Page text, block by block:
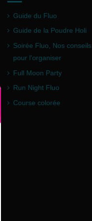
Guide du Fluo
Guide de la Poudre Holi
Soirée Fluo, Nos conseils
pour l'organiser
Full Moon Party
Run Night Fluo
Course colorée